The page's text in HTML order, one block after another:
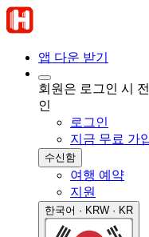
앱 다운 받기
회원은 로그인 시
인
로그인
지금 무료 가
수신함
여행 예약
지원
한국어 · KRW · KR